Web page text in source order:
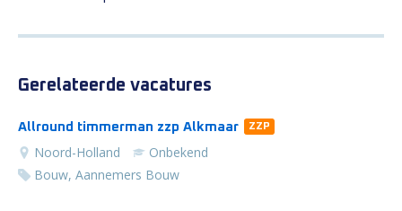
Gerelateerde vacatures
Allround timmerman zzp Alkmaar ZZP
Noord-Holland
Onbekend
Bouw, Aannemers Bouw